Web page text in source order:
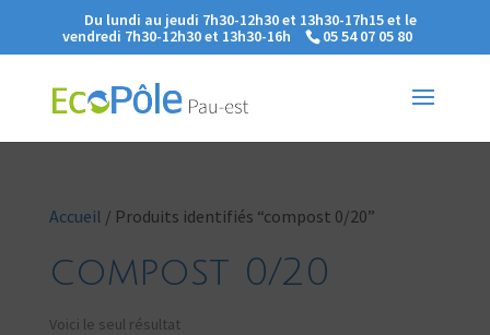
Du lundi au jeudi 7h30-12h30 et 13h30-17h15 et le
vendredi 7h30-12h30 et 13h30-16h
05 54 07 05 80
Accueil / Produits identifiés “compost 0/20”
compost 0/20
Voici le seul résultat